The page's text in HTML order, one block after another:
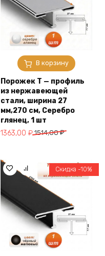
В корзину
Порожек Т — профиль
из нержавеющей
стали, ширина 27
мм,270 см, Серебро
глянец, 1 шт
1514,00₽
Первоначальная
1514,00 ₽.
1363,00 ₽
Текущая
Скидка -10%